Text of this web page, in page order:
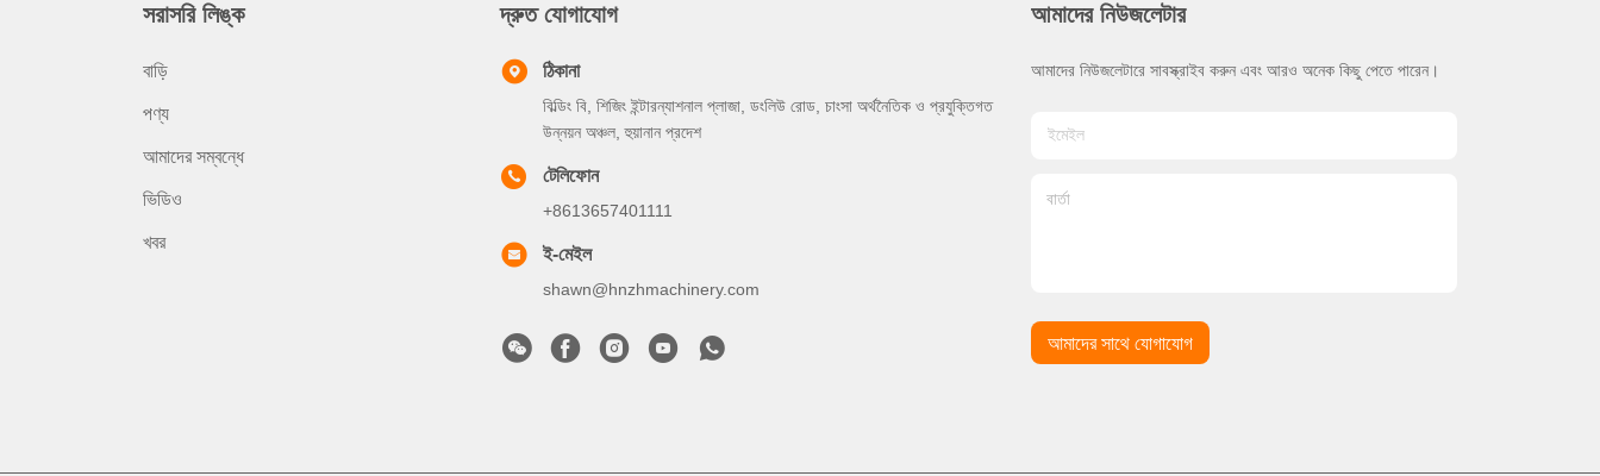
সরাসরি লিঙ্ক
বাড়ি
পণ্য
আমাদের সম্বন্ধে
ভিডিও
খবর
দ্রুত যোগাযোগ
ঠিকানা
বিল্ডিং বি, শিজিং ইন্টারন্যাশনাল প্লাজা, ডংলিউ রোড, চাংসা অর্থনৈতিক ও প্রযুক্তিগত
উন্নয়ন অঞ্চল, হুয়ানান প্রদেশ
টেলিফোন
+8613657401111
ই-মেইল
shawn@hnzhmachinery.com
আমাদের নিউজলেটার
আমাদের নিউজলেটারে সাবস্ক্রাইব করুন এবং আরও অনেক কিছু পেতে পারেন।
আমাদের সাথে যোগাযোগ